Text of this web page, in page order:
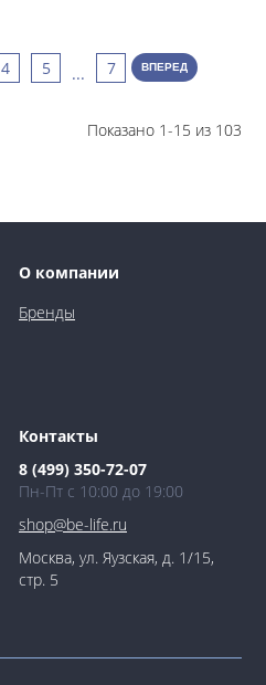
4 5 ... 7 ВПЕРЕД
Показано 1-15 из 103
О компании
Бренды
Контакты
8 (499) 350-72-07
Пн-Пт с 10:00 до 19:00
shop@be-life.ru
Москва, ул. Яузская, д. 1/15,
стр. 5